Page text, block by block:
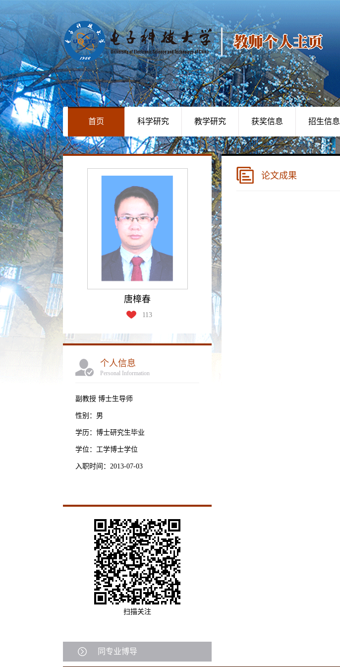
首页 科学研究 教学研究 获奖信息 招生信息
唐樟春
113
个人信息
Personal Information
副教授 博士生导师
性别：男
学历：博士研究生毕业
学位：工学博士学位
入职时间：2013-07-03
扫描关注
同专业博导
论文成果